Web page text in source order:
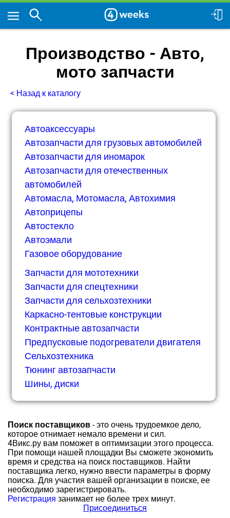
Производство - Авто,
мото запчасти
< Назад к каталогу
Автоаксессуары
Автозапчасти для грузовых автомобилей
Автозапчасти для иномарок
Автозапчасти для отечественных
автомобилей
Автомасла, Мотомасла, Автохимия
Автоприцепы
Автостекло
Автоэмали
Газовое оборудование
Запчасти для мототехники
Запчасти для спецтехники
Запчасти для сельхозтехники
Каркасно-тентовые конструкции
Контрактные автозапчасти
Предпусковые подогреватели двигателя
Сельхозтехника
Тюнинг автозапчасти
Шины, диски
Поиск поставщиков - это очень трудоемкое дело,
которое отнимает немало времени и сил.
4Викс.ру вам поможет в оптимизации этого процесса.
При помощи нашей площадки Вы сможете экономить
время и средства на поиск поставщиков. Найти
поставщика легко, нужно ввести параметры в форму
поиска. Для участия вашей организации в поиске, ее
необходимо зарегистрировать.
Регистрация занимает не более трех минут.
Присоединиться